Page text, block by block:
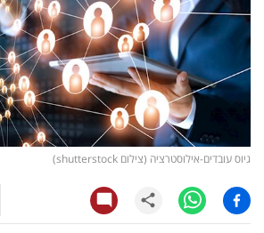
רכילות
עסקית
קריפטו
ויראלי
עסקי
גיוס עובדים-אילוסטרציה (צילום shutterstock)